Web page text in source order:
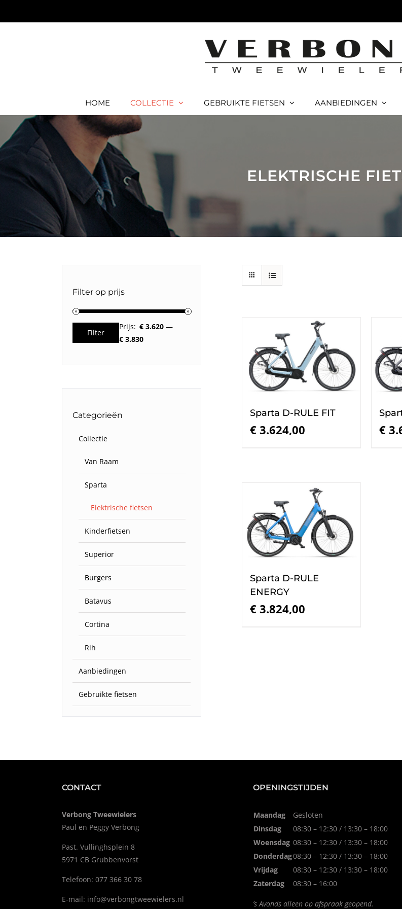
HOME COLLECTIE GEBRUIKTE FIETSEN AANBIEDINGEN
ELEKTRISCHE
Sparta D-RULE FIT
€ 3.624,00 €
Sparta D-RULE
ENERGY
€ 3.824,00
Filter op prijs
Max.
Filter
Prijs: € 3.620 —
€ 3.830
Categorieën
Collectie
Van Raam
Sparta
Elektrische fietsen
Kinderfietsen
Superior
Burgers
Batavus
Cortina
Rih
Aanbiedingen
Gebruikte fietsen
CONTACT
Verbong Tweewielers
Paul en Peggy Verbong
Past. Vullinghsplein 8
5971 CB Grubbenvorst
Telefoon: 077 366 30 78
E-mail: info@verbongtweewielers.nl
OPENINGSTIJDEN
Maandag
Gesloten
Dinsdag
08:30 – 12:30 / 13:30 – 18:00
Woensdag 08:30 – 12:30 / 13:30 – 18:00
Donderdag08:30 – 12:30 / 13:30 – 18:00
Vrijdag
08:30 – 12:30 / 13:30 – 18:00
Zaterdag
08:30 – 16:00
’s Avonds alleen op afspraak geopend.